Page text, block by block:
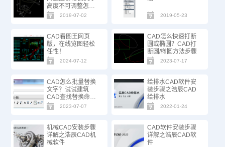
高度不可调整怎么
办？
2019-07-02 2019-05-23
CAD看图王网页
版，在线览图轻松
任性！
2024-07-12
CAD怎么快速打断
圆或椭圆？CAD打
断圆/椭圆方法步骤
2023-07-17
CAD怎么批量替换
文字？试试建筑
CAD查找替换命
令！
2023-07-07
给排水CAD软件安
装步骤之浩辰CAD
给排水
2022-01-24
机械CAD安装步骤
详解之浩辰CAD机
械软件
CAD软件安装步骤
详解之浩辰CAD软
件